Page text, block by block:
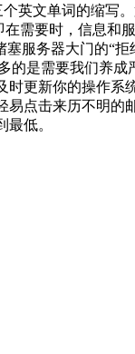
英文单词的缩写
需要时，信息和
服务器大门的“
的是需要我们养
更新你的操作系
点击来历不明的
低。